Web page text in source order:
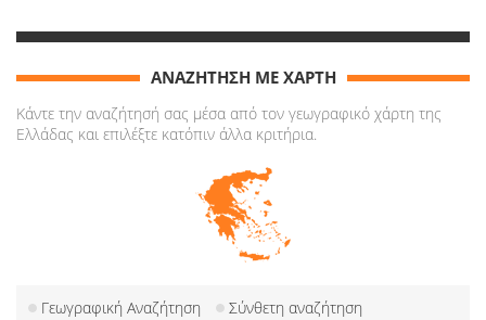
ΑΝΑΖΗΤΗΣΗ ΜΕ ΧΑΡΤΗ
Κάντε την αναζήτησή σας μέσα από τον γεωγραφικό χάρτη της
Ελλάδας και επιλέξτε κατόπιν άλλα κριτήρια.
Γεωγραφική Αναζήτηση Σύνθετη αναζήτηση